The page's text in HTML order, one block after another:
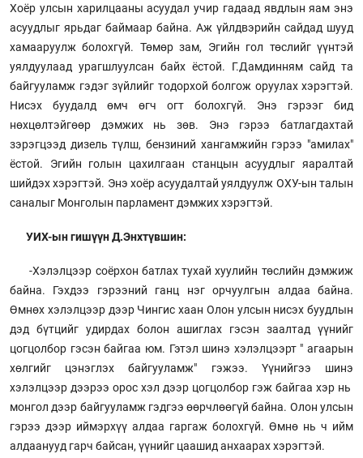
Хоёр улсын харилцааны асуудал учир гадаад явдлын яам энэ
асуудлыг ярьдаг баймаар байна. Аж үйлдвэрийн сайдад шууд
хамааруулж болохгүй. Төмөр зам, Эгийн гол төслийг үүнтэй
уялдуулаад урагшлуулсан байх ёстой. Г.Дамдинням сайд та
байгууламж гэдэг зүйлийг тодорхой болгож оруулах хэрэгтэй.
Нисэх буудалд өмч өгч огт болохгүй. Энэ гэрээг бид
нөхцөлтэйгөөр дэмжих нь зөв. Энэ гэрээ батлагдахтай
зэрэгцээд дизель түлш, бензиний хангамжийн гэрээ "амилах"
ёстой. Эгийн голын цахилгаан станцын асуудлыг яаралтай
шийдэх хэрэгтэй. Энэ хоёр асуудалтай уялдуулж ОХУ-ын талын
саналыг Монголын парламент дэмжих хэрэгтэй.
УИХ-ын гишүүн Д.Энхтүвшин:
-Хэлэлцээр соёрхон батлах тухай хуулийн төслийн дэмжиж
байна. Гэхдээ гэрээний ганц нэг орчуулгын алдаа байна.
Өмнөх хэлэлцээр дээр Чингис хаан Олон улсын нисэх буудлын
дэд бүтцийг удирдах болон ашиглах гэсэн заалтад үүнийг
цогцолбор гэсэн байгаа юм. Гэтэл шинэ хэлэлцээрт " агаарын
хөлгийг цэнэглэх байгууламж" гэжээ. Үүнийгээ шинэ
хэлэлцээр дээрээ орос хэл дээр цогцолбор гэж байгаа хэр нь
монгол дээр байгууламж гэдгээ өөрчлөөгүй байна. Олон улсын
гэрээ дээр иймэрхүү алдаа гаргаж болохгүй. Өмнө нь ч ийм
алдаанууд гарч байсан, үүнийг цаашид анхаарах хэрэгтэй.